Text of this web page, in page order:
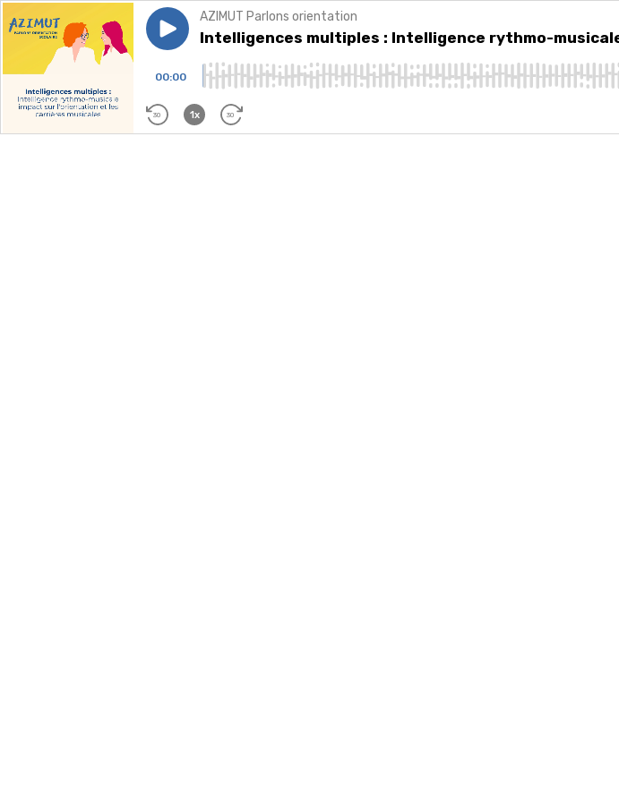
Play episodeIntelligences multiples : Intelligence rythmo-musicale - impact sur
AZIMUT Parlons orientation
Intelligences multiples : Intelligence rythmo-
00:00
30 1x 30